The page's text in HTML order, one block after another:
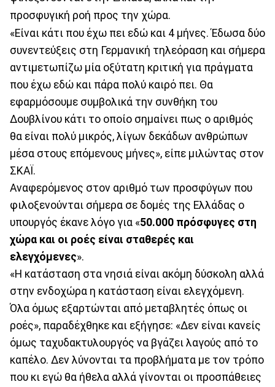
προσφυγική ροή προς την χώρα.
«Είναι κάτι που έχω πει εδώ και 4 μήνες. Έδωσα δύο
συνεντεύξεις στη Γερμανική τηλεόραση και σήμερα
αντιμετωπίζω μία οξύτατη κριτική για πράγματα
που έχω εδώ και πάρα πολύ καιρό πει. Θα
εφαρμόσουμε συμβολικά την συνθήκη του
Δουβλίνου κάτι το οποίο σημαίνει πως ο αριθμός
θα είναι πολύ μικρός, λίγων δεκάδων ανθρώπων
μέσα στους επόμενους μήνες», είπε μιλώντας στον
ΣΚΑΪ.
Αναφερόμενος στον αριθμό των προσφύγων που
φιλοξενούνται σήμερα σε δομές της Ελλάδας ο
υπουργός έκανε λόγο για «50.000 πρόσφυγες στη
χώρα και οι ροές είναι σταθερές και
ελεγχόμενες».
«Η κατάσταση στα νησιά είναι ακόμη δύσκολη αλλά
στην ενδοχώρα η κατάσταση είναι ελεγχόμενη.
Όλα όμως εξαρτώνται από μεταβλητές όπως οι
ροές», παραδέχθηκε και εξήγησε: «Δεν είναι κανείς
όμως ταχυδακτυλουργός να βγάζει λαγούς από το
καπέλο. Δεν λύνονται τα προβλήματα με τον τρόπο
που κι εγώ θα ήθελα αλλά γίνονται οι προσπάθειες